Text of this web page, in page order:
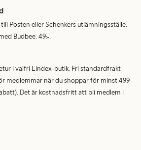
Posten eller Schenkers utlämningsställe:
Budbee: 49:-.
i valfri Lindex-butik. Fri standardfrakt
medlemmar när du shoppar för minst 499
Det är kostnadsfritt att bli medlem i